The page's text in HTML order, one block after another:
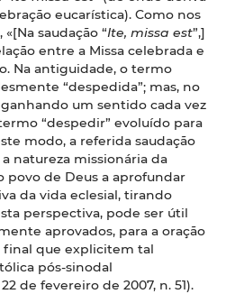
eucarística). Como nos
saudação “Ite, missa est”,]
entre a Missa celebrada e
Na antiguidade, o termo
“despedida”; mas, no
um sentido cada vez
“despedir” evoluído para
modo, a referida saudação
natureza missionária da
povo de Deus a aprofundar
da vida eclesial, tirando
perspectiva, pode ser útil
aprovados, para a oração
final que explicitem tal
pós-sinodal
22 de fevereiro de 2007, n. 51).